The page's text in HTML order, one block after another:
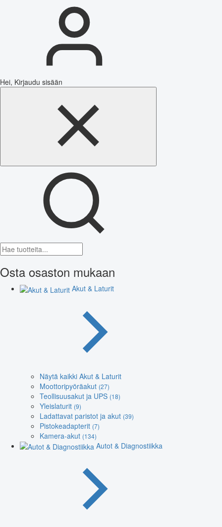
Hei, Kirjaudu sisään
Osta osaston mukaan
Akut & Laturit
Näytä kaikki Akut & Laturit
Moottoripyöräakut (27)
Teollisuusakut ja UPS (18)
Yleislaturit (9)
Ladattavat paristot ja akut (39)
Pistokeadapterit (7)
Kamera-akut (134)
Autot & Diagnostiikka